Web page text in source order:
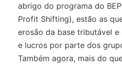
abrigo do programa do
Profit Shifting), estão as
erosão da base tributável
e lucros por parte dos
Também agora, mais do